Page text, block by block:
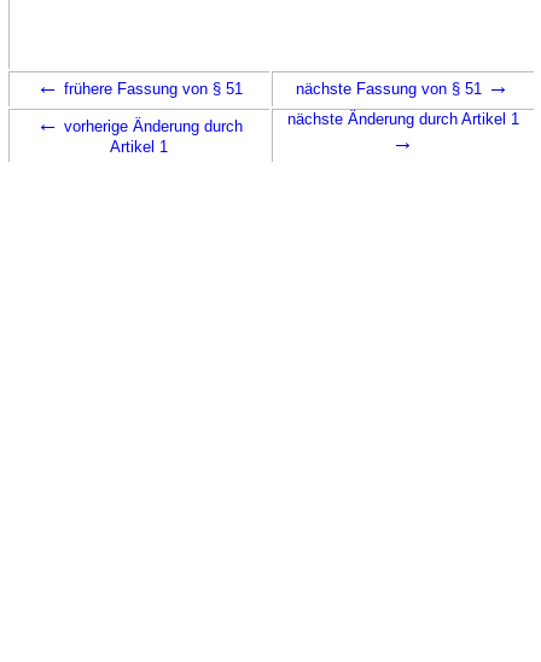
← frühere Fassung von § 51 nächste Fassung von § 51 →
← vorherige Änderung durch
Artikel 1
nächste Änderung durch Artikel 1
→